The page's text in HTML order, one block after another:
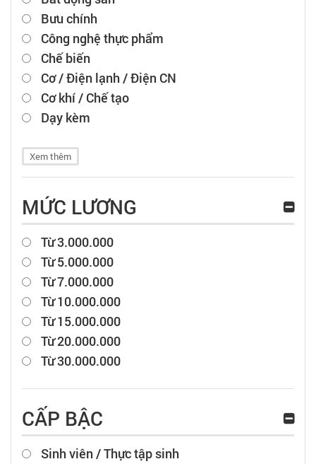
Bưu chính
Công nghệ thực phẩm
Chế biến
Cơ / Điện lạnh / Điện CN
Cơ khí / Chế tạo
Dạy kèm
Xem thêm
MỨC LƯƠNG
Từ 3.000.000
Từ 5.000.000
Từ 7.000.000
Từ 10.000.000
Từ 15.000.000
Từ 20.000.000
Từ 30.000.000
CẤP BẬC
Sinh viên / Thực tập sinh